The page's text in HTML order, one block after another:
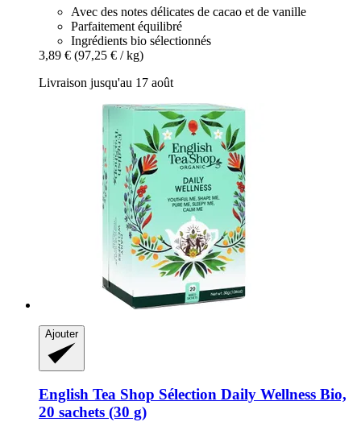
Avec des notes délicates de cacao et de vanille
Parfaitement équilibré
Ingrédients bio sélectionnés
3,89 € (97,25 € / kg)
Livraison jusqu'au 17 août
Ajouter
English Tea Shop Sélection Daily Wellness Bio,
20 sachets (30 g)